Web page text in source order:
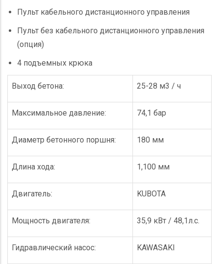
Пульт кабельного дистанционного управления
Пульт без кабельного дистанционного управления
(опция)
4 подъемных крюка
Выход бетона: 25-28 м3 / ч
Максимальное давление: 74,1 бар
Диаметр бетонного поршня: 180 мм
Длина хода: 1,100 мм
Двигатель: KUBOTA
Мощность двигателя: 35,9 кВт / 48,1л.с.
Гидравлический насос: KAWASAKI